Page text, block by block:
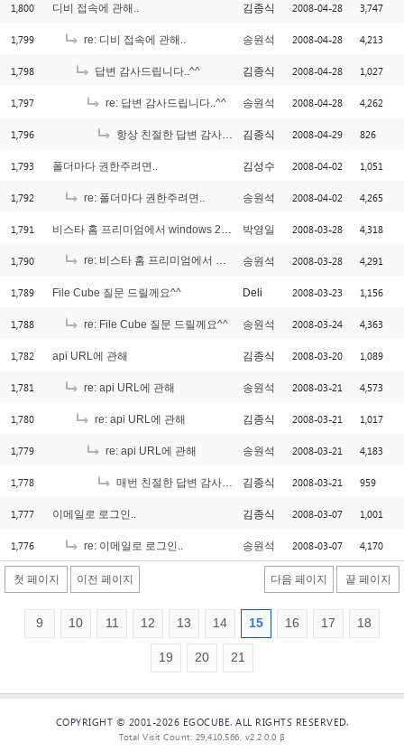
1,800 디비 접속에 관해.. 김종식 2008-04-28 3,747
1,799 re: 디비 접속에 관해.. 송원석 2008-04-28 4,213
1,798 답변 감사드립니다..^^ 김종식 2008-04-28 1,027
1,797 re: 답변 감사드립니다..^^ 송원석 2008-04-28 4,262
1,796 항상 친절한 답변 감사드립니다..^^(냉무) 김종식 2008-04-29 826
1,793 폴더마다 권한주려면.. 김성수 2008-04-02 1,051
1,792 re: 폴더마다 권한주려면.. 송원석 2008-04-02 4,265
1,791 비스타 홈 프리미엄에서 windows 2003에 포함 된 iis 6.0을 설치 할 수 있을까요.. 박영일 2008-03-28 4,318
1,790 re: 비스타 홈 프리미엄에서 windows 2003에 포함 된 iis 6.0을 설치 할 수 있을까요.. 송원석 2008-03-28 4,291
1,789 File Cube 질문 드릴께요^^ Deli 2008-03-23 1,156
1,788 re: File Cube 질문 드릴께요^^ 송원석 2008-03-24 4,363
1,782 api URL에 관해 김종식 2008-03-20 1,089
1,781 re: api URL에 관해 송원석 2008-03-21 4,573
1,780 re: api URL에 관해 김종식 2008-03-21 1,017
1,779 re: api URL에 관해 송원석 2008-03-21 4,183
1,778 매번 친절한 답변 감사합니다..^^ 김종식 2008-03-21 959
1,777 이메일로 로그인.. 김종식 2008-03-07 1,001
1,776 re: 이메일로 로그인.. 송원석 2008-03-07 4,170
첫 페이지 이전 페이지 다음 페이지 끝 페이지
9 10 11 12 13 14 15 16 17 18
19 20 21
COPYRIGHT © 2001-2026 EGOCUBE. ALL RIGHTS RESERVED.
Total Visit Count: 29,410,566, v2.2.0.0 β